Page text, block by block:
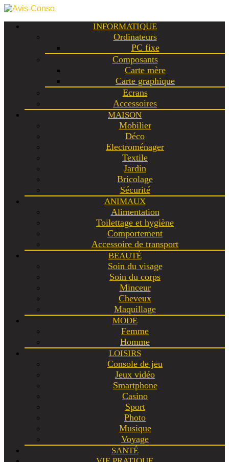
INFORMATIQUE
Ordinateurs
PC fixe
Composants
Carte mère
Carte graphique
Ecrans
Accessoires
MAISON
Mobilier
Déco
Electroménager
Textile
Jardin
Bricolage
Sécurité
ANIMAUX
Alimentation
Toilettage et hygiène
Comportement
Accessoire de transport
BEAUTÉ
Soin du visage
Soin du corps
Minceur
Cheveux
Maquillage
MODE
Femme
Homme
LOISIRS
Console de jeu
Jeux vidéo
Smartphone
Casino
Sport
Photo
Musique
Voyage
SANTÉ